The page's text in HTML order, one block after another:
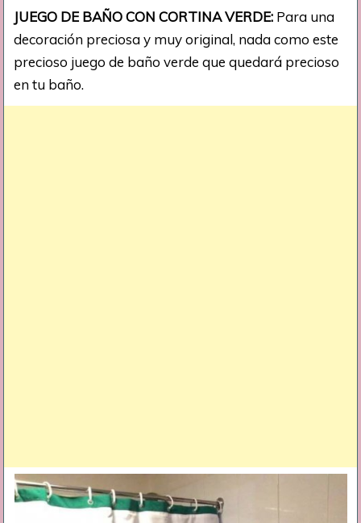
JUEGO DE BAÑO CON CORTINA VERDE: Para una
decoración preciosa y muy original, nada como este
precioso juego de baño verde que quedará precioso
en tu baño.